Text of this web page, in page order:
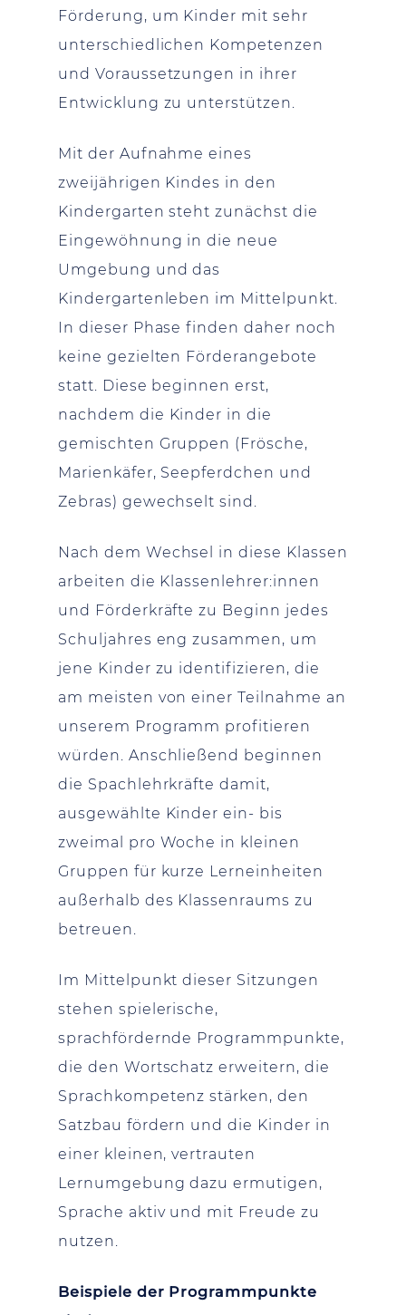
Förderung, um Kinder mit sehr
unterschiedlichen Kompetenzen
und Voraussetzungen in ihrer
Entwicklung zu unterstützen.
Mit der Aufnahme eines
zweijährigen Kindes in den
Kindergarten steht zunächst die
Eingewöhnung in die neue
Umgebung und das
Kindergartenleben im Mittelpunkt.
In dieser Phase finden daher noch
keine gezielten Förderangebote
statt. Diese beginnen erst,
nachdem die Kinder in die
gemischten Gruppen (Frösche,
Marienkäfer, Seepferdchen und
Zebras) gewechselt sind.
Nach dem Wechsel in diese Klassen
arbeiten die Klassenlehrer:innen
und Förderkräfte zu Beginn jedes
Schuljahres eng zusammen, um
jene Kinder zu identifizieren, die
am meisten von einer Teilnahme an
unserem Programm profitieren
würden. Anschließend beginnen
die Spachlehrkräfte damit,
ausgewählte Kinder ein- bis
zweimal pro Woche in kleinen
Gruppen für kurze Lerneinheiten
außerhalb des Klassenraums zu
betreuen.
Im Mittelpunkt dieser Sitzungen
stehen spielerische,
sprachfördernde Programmpunkte,
die den Wortschatz erweitern, die
Sprachkompetenz stärken, den
Satzbau fördern und die Kinder in
einer kleinen, vertrauten
Lernumgebung dazu ermutigen,
Sprache aktiv und mit Freude zu
nutzen.
Beispiele der Programmpunkte